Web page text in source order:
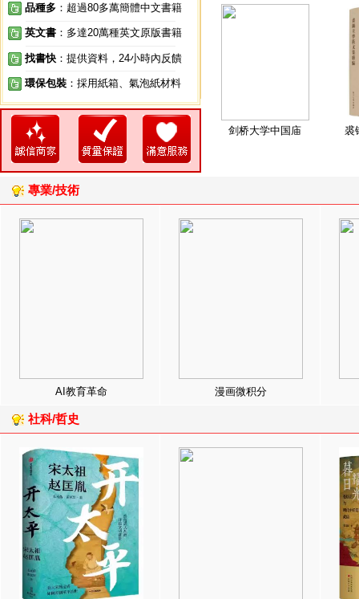
品種多 ：超過80多萬簡體中文書籍
英文書 ：多達20萬種英文原版書籍
找書快 ：提供資料，24小時內反饋
環保包裝 ：採用紙箱、氣泡紙材料
剑桥大学中国庙 裘
專業/技術
AI教育革命 漫画微积分
社科/哲史